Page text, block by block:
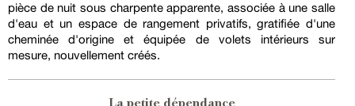
pièce de nuit sous charpente apparente, associée à une salle
d'eau et un espace de rangement privatifs, gratifiée d'une
cheminée d'origine et équipée de volets intérieurs sur
mesure, nouvellement créés.